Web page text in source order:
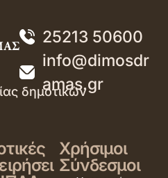
25213 50600
info@dimosdr
amas.gr
δημοτικών
Χρήσιμοι
Σύνδεσμοι